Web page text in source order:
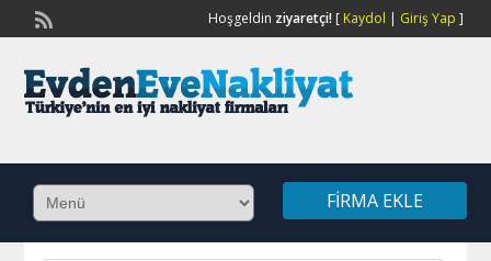
Hoşgeldin ziyaretçi![ Kaydol | Giriş Yap ]
FIRMA EKLE